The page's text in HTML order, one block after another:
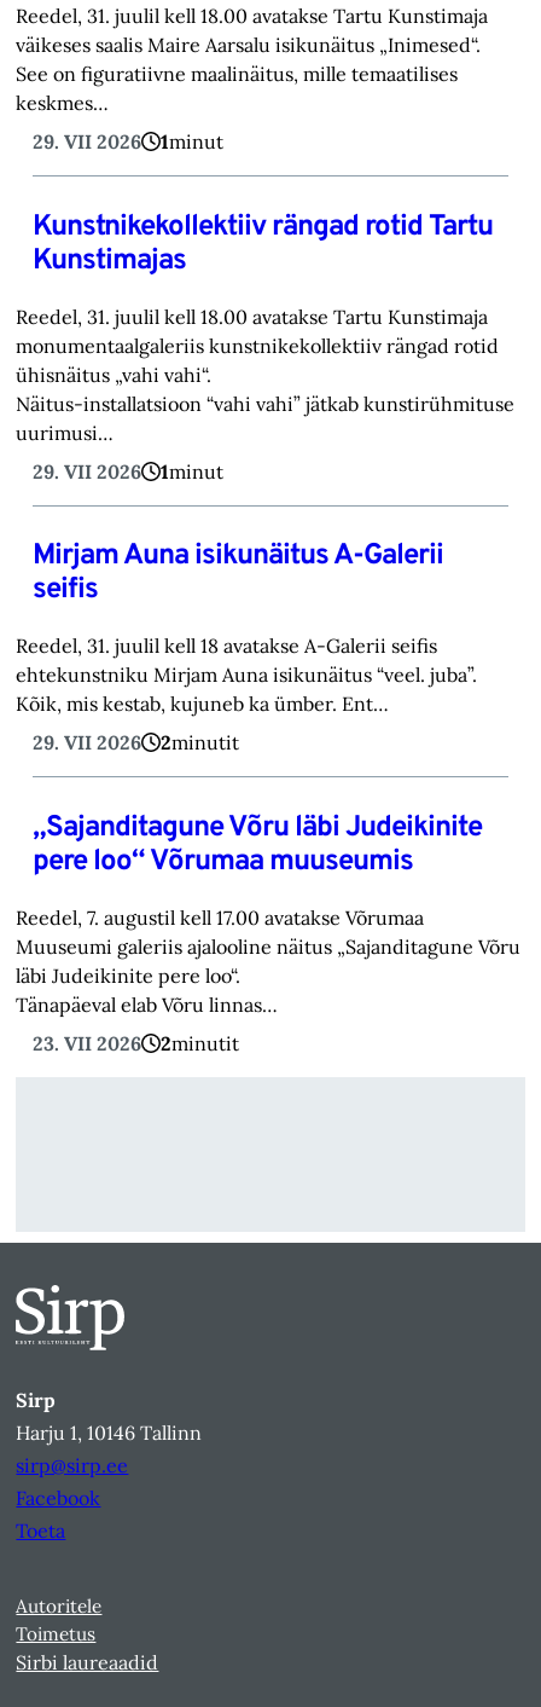
Reedel, 31. juulil kell 18.00 avatakse Tartu Kunstimaja
väikeses saalis Maire Aarsalu isikunäitus „Inimesed“.
See on figuratiivne maalinäitus, mille temaatilises
keskmes…
29. VII 2026
1minut
Kunstnikekollektiiv rängad rotid Tartu
Kunstimajas
Reedel, 31. juulil kell 18.00 avatakse Tartu Kunstimaja
monumentaalgaleriis kunstnikekollektiiv rängad rotid
ühisnäitus „vahi vahi“.
Näitus-installatsioon “vahi vahi” jätkab kunstirühmituse
uurimusi…
29. VII 2026
1minut
Mirjam Auna isikunäitus A-Galerii
seifis
Reedel, 31. juulil kell 18 avatakse A-Galerii seifis
ehtekunstniku Mirjam Auna isikunäitus “veel. juba”.
Kõik, mis kestab, kujuneb ka ümber. Ent…
29. VII 2026
2minutit
„Sajanditagune Võru läbi Judeikinite
pere loo“ Võrumaa muuseumis
Reedel, 7. augustil kell 17.00 avatakse Võrumaa
Muuseumi galeriis ajalooline näitus „Sajanditagune Võru
läbi Judeikinite pere loo“.
Tänapäeval elab Võru linnas…
23. VII 2026
2minutit
Sirp
Harju 1, 10146 Tallinn
sirp@sirp.ee
Facebook
Toeta
Autoritele
Toimetus
Sirbi laureaadid